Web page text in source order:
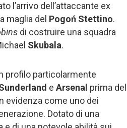
l’arrivo dell’attaccante ex
maglia del Pogoń Stettino.
di costruire una squadra
Skubala.
profilo particolarmente
e Arsenal prima del
evidenza come uno dei
Dotato di una